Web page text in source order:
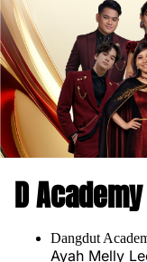
D
Dangdut
Ayah Melly